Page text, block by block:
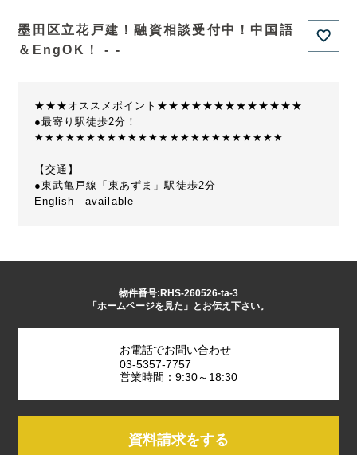
墨田区立花戸建！融資相談受付中！中国語
＆EngOK！ - -
★★★オススメポイント★★★★★★★★★★★★★
●最寄り駅徒歩2分！
★★★★★★★★★★★★★★★★★★★★★★★★
【交通】
●東武亀戸線「東あずま」駅徒歩2分
English available
物件番号:RHS-260526-ta-3
「ホームページを見た」とお伝え下さい。
お電話でお問い合わせ
03-5357-7757
営業時間：9:30～18:30
資料請求をする